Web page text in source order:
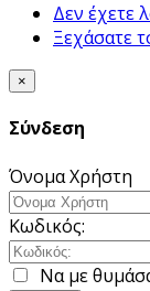
Δεν έχετε
Ξεχάσατε
×
Σύνδεση
Όνομα Χρήστη
Κωδικός:
Να με